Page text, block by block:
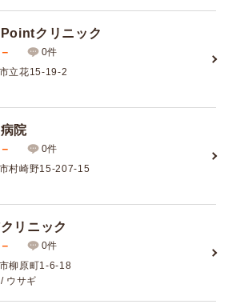
クリニック
－
0件
立花15-19-2
院
－
0件
村崎野15-207-15
リニック
－
0件
柳原町1-6-18
ウサギ